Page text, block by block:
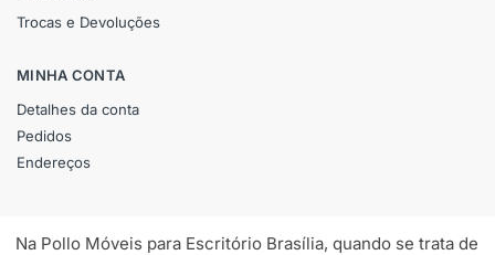
Trocas e Devoluções
MINHA CONTA
Detalhes da conta
Pedidos
Endereços
Na Pollo Móveis para Escritório Brasília, quando se trata de